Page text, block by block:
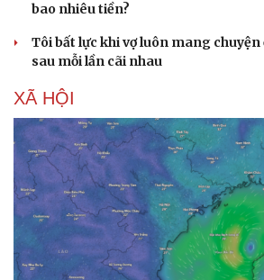
bao nhiêu tiền?
Tôi bất lực khi vợ luôn mang
sau mỗi lần cãi nhau
XÃ HỘI